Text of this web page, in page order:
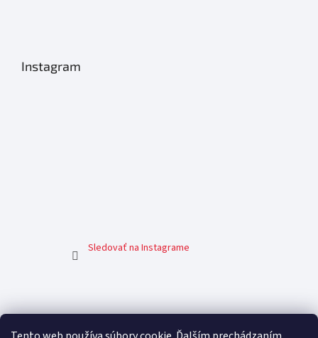
Instagram
Sledovať na Instagrame
Facebook